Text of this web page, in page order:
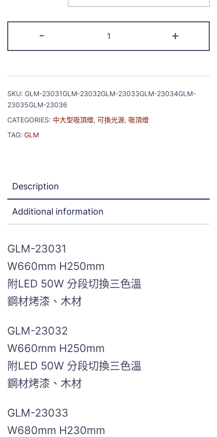
- +
SKU: GLM-23031GLM-23032GLM-23033GLM-23034GLM-
23035GLM-23036
CATEGORIES: 中大型吸頂燈, 可換光源, 吸頂燈
TAG: GLM
Description
Additional information
GLM-23031
W660mm H250mm
附LED 50W 分段切換三色溫
鋼材烤漆、木材
GLM-23032
W660mm H250mm
附LED 50W 分段切換三色溫
鋼材烤漆、木材
GLM-23033
W680mm H230mm